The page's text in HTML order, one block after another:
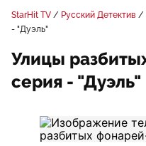
StarHit TV Русский Детектив
- "Дуэль"
Улицы
серия - "Дуэль"